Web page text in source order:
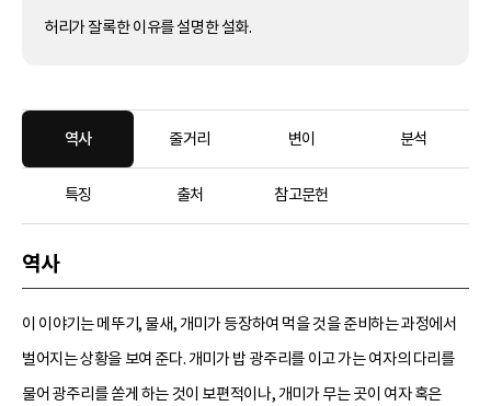
허리가 잘록한 이유를 설명한 설화.
역사 줄거리 변이 분석
특징 출처 참고문헌
역사
이 이야기는 메뚜기, 물새, 개미가 등장하여 먹을 것을 준비하는 과정에서
벌어지는 상황을 보여 준다. 개미가 밥 광주리를 이고 가는 여자의 다리를
물어 광주리를 쏟게 하는 것이 보편적이나, 개미가 무는 곳이 여자 혹은